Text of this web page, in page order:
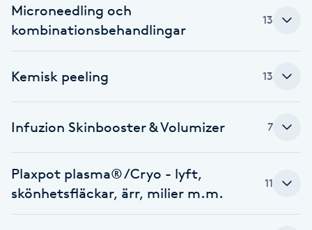
G
Gel naglar
Gellack
Gellack med förstärkning
Gravidmassage
Microneedling och
kombinationsbehandlingar
13
Kemisk peeling 13
Infuzion Skinbooster & Volumizer 7
Plaxpot plasma® /Cryo - lyft,
skönhetsfläckar, ärr, milier m.m.
11